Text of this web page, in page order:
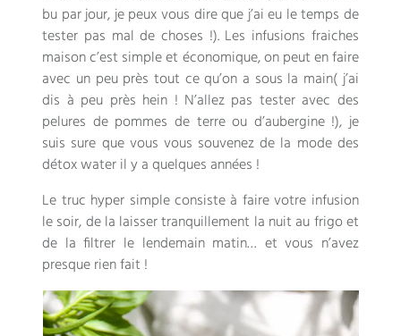
bu par jour, je peux vous dire que j’ai eu le temps de
tester pas mal de choses !). Les infusions fraiches
maison c’est simple et économique, on peut en faire
avec un peu près tout ce qu’on a sous la main( j’ai
dis à peu près hein ! N’allez pas tester avec des
pelures de pommes de terre ou d’aubergine !), je
suis sure que vous vous souvenez de la mode des
détox water il y a quelques années !
Le truc hyper simple consiste à faire votre infusion
le soir, de la laisser tranquillement la nuit au frigo et
de la filtrer le lendemain matin… et vous n’avez
presque rien fait !